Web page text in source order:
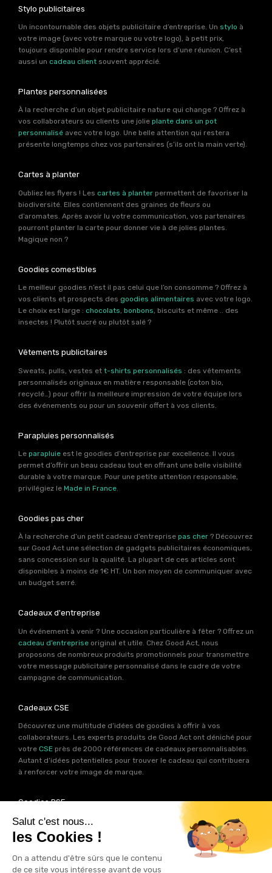
Stylo publicitaires
Un incontournable des objets publicitaire d’entreprise. Un stylo à
votre image (avec votre marque ou votre logo), à petit prix,
toujours disponible pour rendre service lors d’une réunion. C’est
aussi un cadeau client souvent apprécié.
Plantes personnalisées
À la recherche d’un objet publicitaire nature qui change ? Offrez à
vos collaborateurs ou clients une jolie plante dans un pot
personnalisé avec votre logo. Une belle attention qui restera
présente longtemps chez vos partenaires (s’ils ont la main verte).
Cartes à planter
Oubliez les flyers ! Les cartes à planter permettent de favoriser la
biodiversité. Elles contiennent des graines de fleurs ou
d’aromates. Après avoir lu votre communication, vos partenaires
pourront planter la carte pour donner vie à de jolies plantes.
Magique non ?
Goodies comestibles
Le meilleur goodies n’est il pas celui que l’on consomme ? Offrez à
vos clients et prospects des goodies alimentaires avec votre logo.
Le choix est large : chocolats, bonbons, biscuits et même .. des
insectes ! Plutôt sucré ou plutôt salé ?
Vêtements publicitaires
Sweats, pulls, vestes et t-shirts personnalisés : des vêtements
personnalisés originaux en matière responsable (coton bio,
recyclé…) pour offrir la meilleure impression de votre équipe lors
des événements ou pour un souvenir offert à vos clients.
Parapluies personnalisés
Le parapluie est le goodies d’entreprise par excellence. Il vous
permet d’offrir un beau cadeau tout en offrant une belle visibilité
durable à votre marque. Pour une petite attention responsable,
privilégiez le Made in France.
Goodies pas cher
À la recherche d’un petit cadeau d’entreprise pas cher ? Découvrez
sur Good Act une sélection de gadgets publicitaires économiques,
sans concession sur la qualité. La plupart de ces articles sont
disponibles à moins de 1€ HT. Un bon moyen de communiquer avec
un budget serré.
Cadeaux d'entreprise
Un événement à venir ? Une occasion particulière à fêter ? Offrez un
cadeau d’entreprise original et utile. Chez Good Act, nous
proposons de nombreux produits promotionnels pour transmettre
votre message publicitaire personnalisé dans le cadre de votre
campagne de communication.
Cadeaux CSE
Découvrez une multitude d’idées de goodies à offrir à vos
collaborateurs. Les experts produits de Good Act ont déniché pour
votre CSE près de 2000 références de cadeaux personnalisables.
Autant d’idées potentielles pour trouver le cadeau qui contribuera
à renforcer votre image de marque.
Goodies RSE
Vous souhaitez communiquer en accord avec vos valeurs ? Ca
tombe bien ! Un grand nombre de produits présents sur Good Act
sont fabriqués en France et en Europe.
Notre sélection RSEvous
permet de trouver un goodies parfait pour votre campagne de
communication. Des produits fabriqués avec amour dans de